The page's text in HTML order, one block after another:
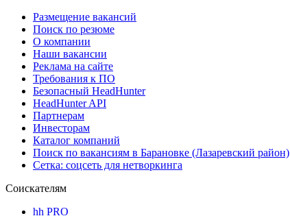
Размещение вакансий
Поиск по резюме
О компании
Наши вакансии
Реклама на сайте
Требования к ПО
Безопасный HeadHunter
HeadHunter API
Партнерам
Инвесторам
Каталог компаний
Поиск по вакансиям в Барановке (Лазаревский район)
Сетка: соцсеть для нетворкинга
Соискателям
hh PRO